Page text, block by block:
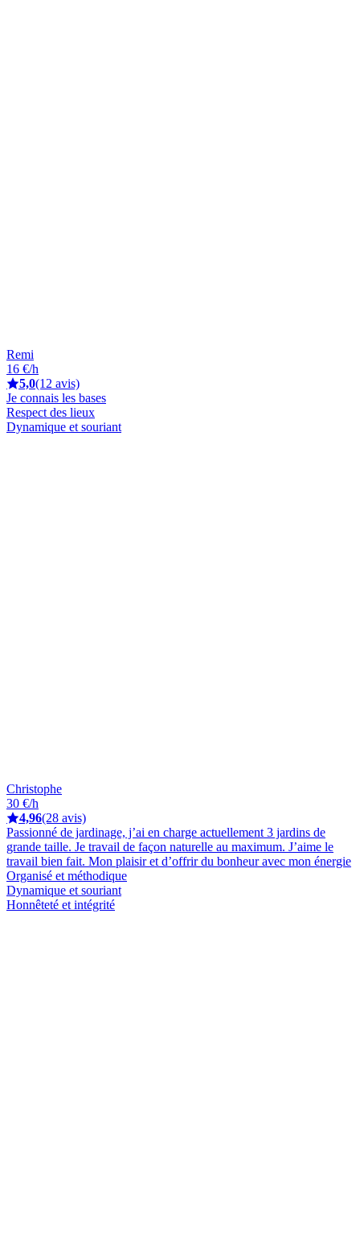
Remi
16 €/h
5,0(12 avis)
Je connais les bases
Respect des lieux
Dynamique et souriant
Christophe
30 €/h
4,96(28 avis)
Passionné de jardinage, j’ai en charge actuellement 3 jardins de
grande taille. Je travail de façon naturelle au maximum. J’aime le
travail bien fait. Mon plaisir et d’offrir du bonheur avec mon énergie
Organisé et méthodique
Dynamique et souriant
Honnêteté et intégrité